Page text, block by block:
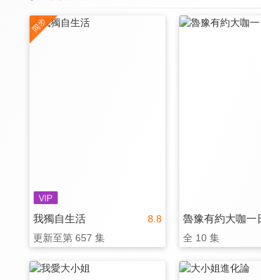
8.8
我獨自生活
更新至第 657 集
魯豫有約大咖一
全 10 集